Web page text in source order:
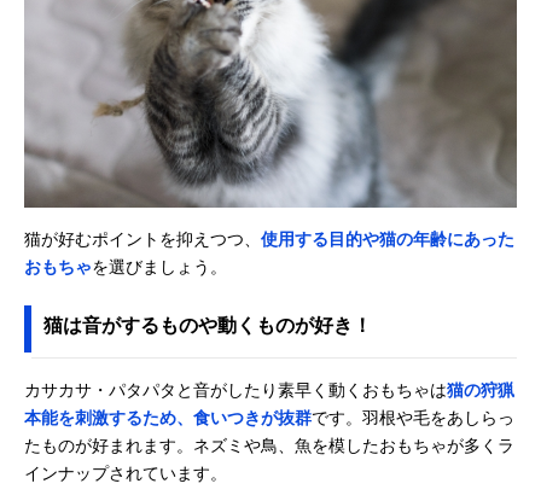
猫が好むポイントを抑えつつ、 使用する目的や猫の年齢にあった
おもちゃを選びましょう。
猫は音がするものや動くものが好き！
カサカサ・パタパタと音がしたり素早く動くおもちゃは猫の狩猟
本能を刺激するため、食いつきが抜群です。羽根や毛をあしらっ
たものが好まれます。ネズミや鳥、魚を模したおもちゃが多くラ
インナップされています。